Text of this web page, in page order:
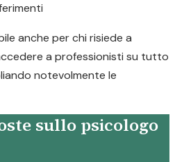
anche per chi risiede a
a professionisti su tutto
notevolmente le
sullo psicologo